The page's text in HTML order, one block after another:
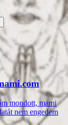
mondott, mami
nem engedem